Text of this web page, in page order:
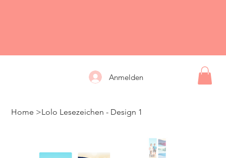
Home >Lolo Lesezeichen - Design 1
Anmelden